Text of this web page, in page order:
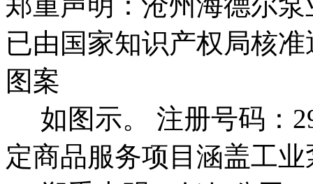
已由国家知识产权局核
图案
如图示。 注册号码：
定商品服务项目涵盖工